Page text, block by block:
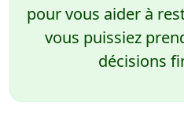
pour vous aider à
vous puissiez
décisions